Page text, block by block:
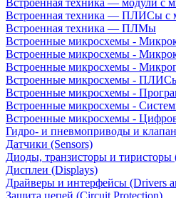
Встроенная техника — модули с
Встроенная техника — ПЛИСы с
Встроенная техника — ПЛМы
Встроенные микросхемы -
Встроенные микросхемы -
Встроенные микросхемы -
Встроенные микросхемы - ПЛИСы
Встроенные микросхемы -
Встроенные микросхемы -
Встроенные микросхемы -
Гидро- и пневмоприводы и
Датчики (Sensors)
Диоды, транзисторы и тиристоры
Дисплеи (Displays)
Драйверы и интерфейсы (Drivers
Защита цепей (Circuit Protection)